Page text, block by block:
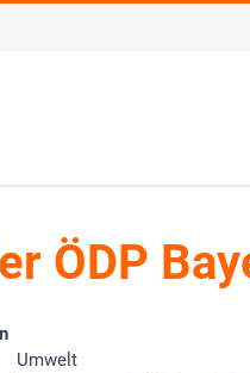
ÖDP
Umwelt